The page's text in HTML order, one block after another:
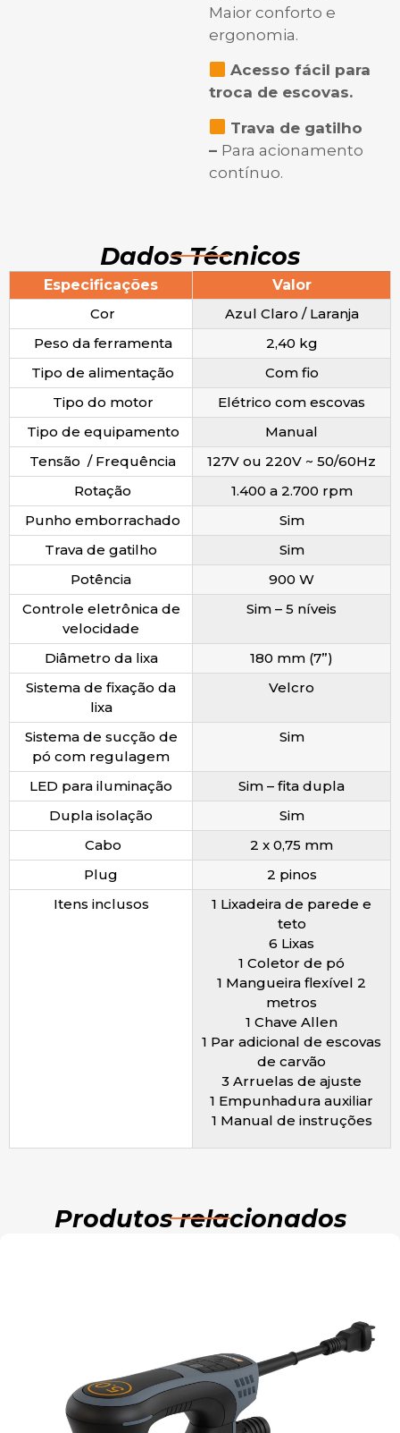
Maior conforto e
ergonomia.
Acesso fácil para
troca de escovas.
Trava de gatilho
– Para acionamento
contínuo.
Dados Técnicos
Especificações
Valor
Cor
Azul Claro / Laranja
Peso da ferramenta
2,40 kg
Tipo de alimentação
Com fio
Tipo do motor
Elétrico com escovas
Tipo de equipamento
Manual
Tensão / Frequência
127V ou 220V ~ 50/60Hz
Rotação
1.400 a 2.700 rpm
Punho emborrachado
Sim
Trava de gatilho
Sim
Potência
900 W
Controle eletrônica de
velocidade
Sim – 5 níveis
Diâmetro da lixa
180 mm (7”)
Sistema de fixação da
lixa
Velcro
Sistema de sucção de
pó com regulagem
Sim
LED para iluminação
Sim – fita dupla
Dupla isolação
Sim
Cabo
2 x 0,75 mm
Plug
2 pinos
Itens inclusos
1 Lixadeira de parede e
teto
6 Lixas
1 Coletor de pó
1 Mangueira flexível 2
metros
1 Chave Allen
1 Par adicional de escovas
de carvão
3 Arruelas de ajuste
1 Empunhadura auxiliar
1 Manual de instruções
Produtos relacionados